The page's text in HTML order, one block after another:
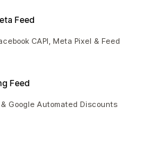
Feed
CAPI, Meta Pixel & Feed
Feed
Google Automated Discounts